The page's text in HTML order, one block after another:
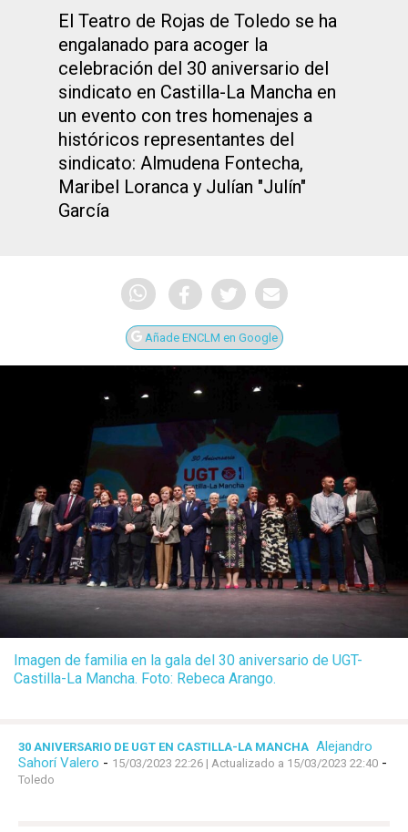
El Teatro de Rojas de Toledo se ha
engalanado para acoger la
celebración del 30 aniversario del
sindicato en Castilla-La Mancha en
un evento con tres homenajes a
históricos representantes del
sindicato: Almudena Fontecha,
Maribel Loranca y Julían "Julín"
García
Añade ENCLM en Google
Imagen de familia en la gala del 30 aniversario de UGT-
Castilla-La Mancha. Foto: Rebeca Arango.
30 ANIVERSARIO DE UGT EN CASTILLA-LA MANCHA Alejandro
Sahorí Valero - 15/03/2023 22:26 | Actualizado a 15/03/2023 22:40 -
Toledo